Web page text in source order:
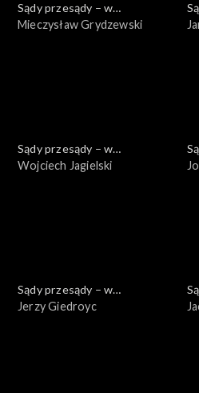
Sądy przesądy – w
powiększeniu
Mieczysław Grydzewski
Sądy przesądy – w
powiększeniu
Wojciech Jagielski
Sądy przesądy – w
powiększeniu
Jerzy Giedroyc